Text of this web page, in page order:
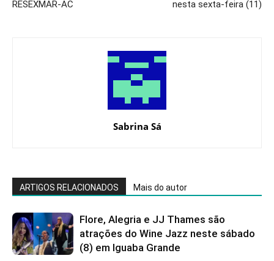
RESEXMAR-AC
nesta sexta-feira (11)
Sabrina Sá
ARTIGOS RELACIONADOS Mais do autor
Flore, Alegria e JJ Thames são
atrações do Wine Jazz neste sábado
(8) em Iguaba Grande